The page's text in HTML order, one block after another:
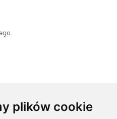
plików cookie